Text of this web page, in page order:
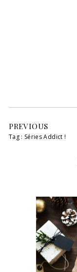
PREVIOUS
Tag : Séries Addict !